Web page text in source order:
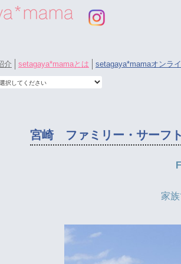
介 setagaya*mamaとは setagaya*mamaオンラ
宮崎 ファミリー・サーフ
家